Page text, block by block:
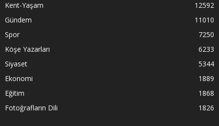
Kent-Yaşam
12592
Gündem
11010
Spor
7250
Köşe Yazarları
6233
Siyaset
5344
Ekonomi
1889
Eğitim
1868
Fotoğrafların Dili
1826